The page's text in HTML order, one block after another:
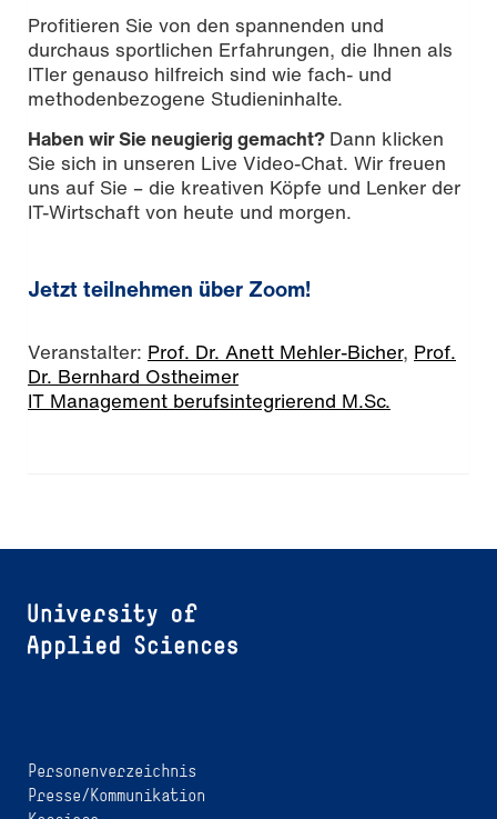
Profitieren Sie von den spannenden und
durchaus sportlichen Erfahrungen, die Ihnen als
ITler genauso hilfreich sind wie fach- und
methodenbezogene Studieninhalte.
Haben wir Sie neugierig gemacht? Dann klicken
Sie sich in unseren Live Video-Chat. Wir freuen
uns auf Sie – die kreativen Köpfe und Lenker der
IT-Wirtschaft von heute und morgen.
Jetzt teilnehmen über Zoom!
Veranstalter: Prof. Dr. Anett Mehler-Bicher, Prof.
Dr. Bernhard Ostheimer
IT Management berufsintegrierend M.Sc.
Personenverzeichnis
Presse/Kommunikation